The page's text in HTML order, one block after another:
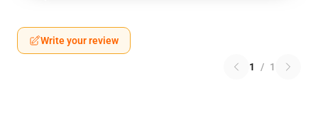
Write your review
1 / 1